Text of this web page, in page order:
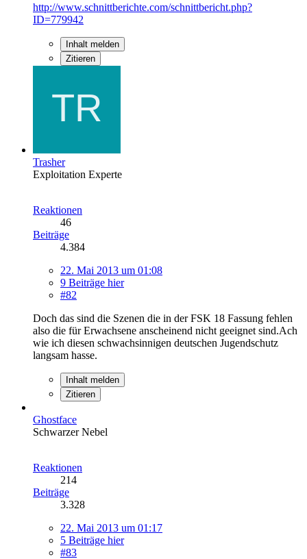
http://www.schnittberichte.com/schnittbericht.php?
ID=779942
Inhalt melden
Zitieren
Trasher
Exploitation Experte
Reaktionen
46
Beiträge
4.384
22. Mai 2013 um 01:08
9 Beiträge hier
#82
Doch das sind die Szenen die in der FSK 18 Fassung fehlen
also die für Erwachsene anscheinend nicht geeignet sind.Ach
wie ich diesen schwachsinnigen deutschen Jugendschutz
langsam hasse.
Inhalt melden
Zitieren
Ghostface
Schwarzer Nebel
Reaktionen
214
Beiträge
3.328
22. Mai 2013 um 01:17
5 Beiträge hier
#83